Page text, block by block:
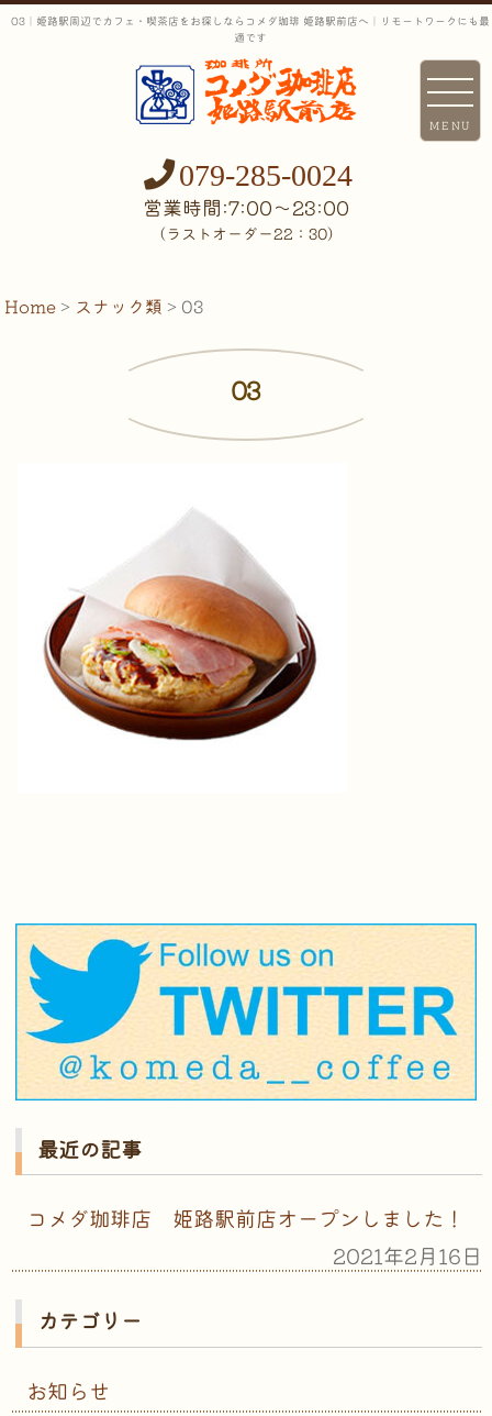
03｜姫路駅周辺でカフェ・喫茶店をお探しならコメダ珈琲 姫路駅前店へ｜リモートワークにも最
適です
079-285-0024
営業時間:7:00〜23:00
（ラストオーダー22：30）
MENU
Home > スナック類 > 03
03
最近の記事
コメダ珈琲店 姫路駅前店オープンしました！
2021年2月16日
カテゴリー
お知らせ